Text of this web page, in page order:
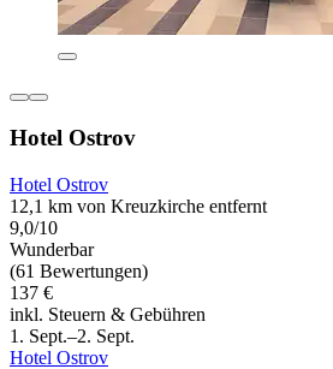
Hotel Ostrov
Hotel Ostrov
12,1 km von Kreuzkirche entfernt
9,0/10
Wunderbar
(61 Bewertungen)
137 €
inkl. Steuern & Gebühren
1. Sept.–2. Sept.
Hotel Ostrov